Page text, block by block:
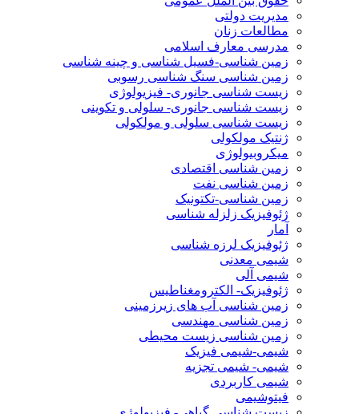
مدیریت دولتی
مطالعات زنان
مدرسی معارف اسلامی
زمین شناسی-فسیل شناسی و چینه شناسی
زمین شناسی سنگ شناسی رسوبی
زیست شناسی جانوری- فیزیولوژی
زیست شناسی جانوری- سلولی و تکوینی
زیست شناسی سلولی و مولکولی
ژنتیک مولکولی
میکروبیولوژی
زمین شناسی اقتصادی
زمین شناسی نفت
زمین شناسی-تکتونیک
ژئوفیزیک زلزله شناسی
آمار
ژئوفیزیک لرزه شناسی
شیمی معدنی
شیمی آلی
ژئوفیزیک- الکترومغناطیس
زمین شناسی آب های زیرزمینی
زمین شناسی مهندسی
زمین شناسی زیست محیطی
شیمی-شیمی فیزیک
شیمی- شیمی تجزیه
شیمی کاربردی
فیتوشیمی